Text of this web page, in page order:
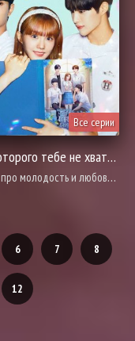
Все серии
Мир, которого тебе не хватает
про молодость и любовь, романтика, фэнтези, про школу и школьников
6 7 8
12